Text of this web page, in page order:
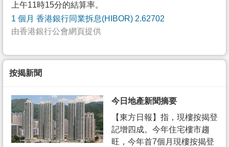
上午11時15分的結算率。
1 個月 香港銀行同業拆息(HIBOR) 2.62702
由香港銀行公會網頁提供
按揭新聞
今日地產新聞摘要
【東方日報】指，現樓按揭登
記增四成。今年住宅樓市趨
旺，今年首7個月現樓按揭登